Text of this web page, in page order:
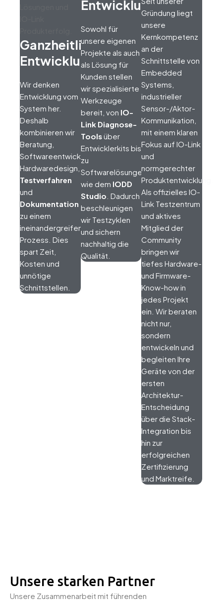
Ganzheitlicher
Entwicklungsprozess
Wir denken
Entwicklung vom
System her.
Deshalb
kombinieren wir
Beratung,
Softwareentwicklung,
Hardwaredesign,
Testverfahren
und
Dokumentation
zu einem
ineinandergreifenden
Prozess. Dies
spart Zeit,
Kosten und
unnötige
Schnittstellen.
Entwicklungstools
Sowohl für
unsere eigenen
Projekte als auch
als Lösung für
Kunden stellen
wir spezialisierte
Werkzeuge
bereit, von IO-
Link Diagnose-
Toolsüber
Entwicklerkits bis
zu
Softwarelösungen
wie dem IODD
Studio . Dadurch
beschleunigen
wir Testzyklen
und sichern
nachhaltig die
Qualität.
Gründung liegt
unsere
Kernkompetenz
an der
Schnittstelle von
Embedded
Systems,
industrieller
Sensor-/Aktor-
Kommunikation,
mit einem klaren
Fokus auf IO-Link
und
normgerechter
Produktentwicklung.
Als offizielles IO-
Link Testzentrum
und aktives
Mitglied der
Community
bringen wir
tiefes Hardware-
und Firmware-
Know-how in
jedes Projekt
ein. Wir beraten
nicht nur,
sondern
entwickeln und
begleiten Ihre
Geräte von der
ersten
Architektur-
Entscheidung
über die Stack-
Integration bis
hin zur
erfolgreichen
Zertifizierung
und Marktreife.
Unsere starken Partner
Unsere Zusammenarbeit mit führenden